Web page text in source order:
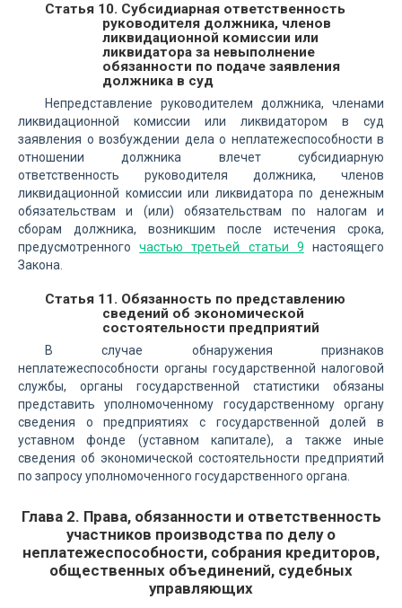
Статья 10. Субсидиарная ответственность
руководителя должника, членов
ликвидационной комиссии или
ликвидатора за невыполнение
обязанности по подаче заявления
должника в суд
Непредставление руководителем должника, членами
ликвидационной комиссии или ликвидатором в суд
заявления о возбуждении дела о неплатежеспособности в
отношении должника влечет субсидиарную
ответственность руководителя должника, членов
ликвидационной комиссии или ликвидатора по денежным
обязательствам и (или) обязательствам по налогам и
сборам должника, возникшим после истечения срока,
предусмотренногочастью третьей статьи 9 настоящего
Закона.
Статья 11. Обязанность по представлению
сведений об экономической
состоятельности предприятий
В случае обнаружения признаков
неплатежеспособности органы государственной налоговой
службы, органы государственной статистики обязаны
представить уполномоченному государственному органу
сведения о предприятиях с государственной долей в
уставном фонде (уставном капитале), а также иные
сведения об экономической состоятельности предприятий
по запросу уполномоченного государственного органа.
Глава 2. Права, обязанности и ответственность
участников производства по делу о
неплатежеспособности, собрания кредиторов,
общественных объединений, судебных
управляющих